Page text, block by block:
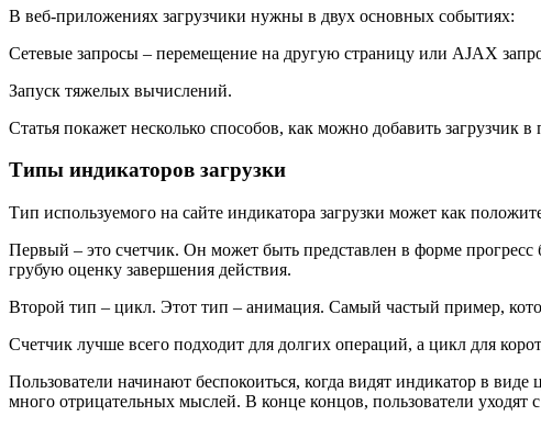
В веб-приложениях загрузчики нужны в двух основных событиях:
Сетевые запросы – перемещение на другую страницу или AJAX
Запуск тяжелых вычислений.
Статья покажет несколько способов, как можно добавить загрузчик
Типы индикаторов загрузки
Тип используемого на сайте индикатора загрузки может как
Первый – это счетчик. Он может быть представлен в форме прогресс
грубую оценку завершения действия.
Второй тип – цикл. Этот тип – анимация. Самый частый пример,
Счетчик лучше всего подходит для долгих операций, а цикл для
Пользователи начинают беспокоиться, когда видят индикатор в
много отрицательных мыслей. В конце концов, пользователи уходят